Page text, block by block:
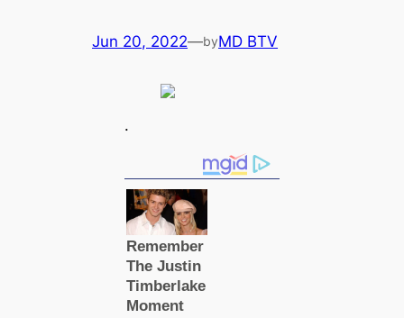
Jun 20, 2022—byMD BTV
.